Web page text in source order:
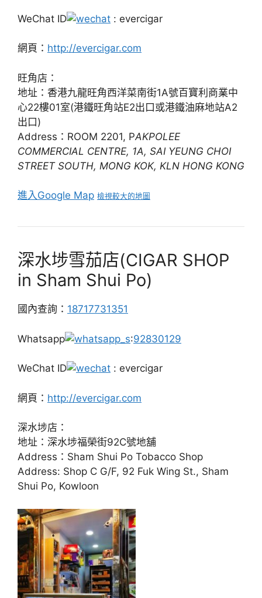
WeChat ID : evercigar
網頁： http://evercigar.com
旺角店：
地址：香港九龍旺角西洋菜南街1A號百寶利商業中
心22樓01室(港鐵旺角站E2出口或港鐵油麻地站A2
出口)
Address：ROOM 2201, PAKPOLEE
COMMERCIAL CENTRE, 1A, SAI YEUNG CHOI
STREET SOUTH, MONG KOK, KLN HONG KONG
進入Google Map 檢視較大的地圖
深水埗雪茄店(CIGAR SHOP
in Sham Shui Po)
國內查詢： 18717731351
Whatsapp :92830129
WeChat ID : evercigar
網頁： http://evercigar.com
深水埗店：
地址：深水埗福榮街92C號地舖
Address：Sham Shui Po Tobacco Shop
Address: Shop C G/F, 92 Fuk Wing St., Sham
Shui Po, Kowloon